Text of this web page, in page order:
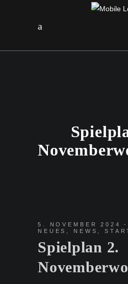
5. NOVEMBER 2024
NEUES
NEWS ,
Spielplan 2.